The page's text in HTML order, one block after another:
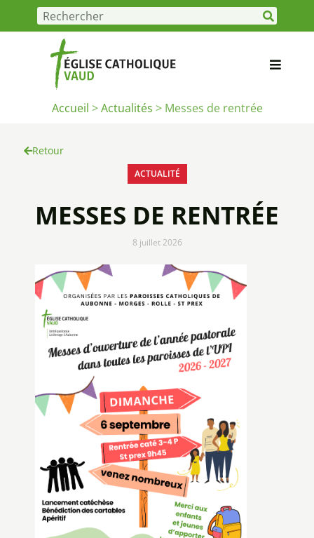
Accueil >Actualités > Messes de rentrée
Retour
ACTUALITÉ
MESSES DE RENTRÉE
8 juillet 2026